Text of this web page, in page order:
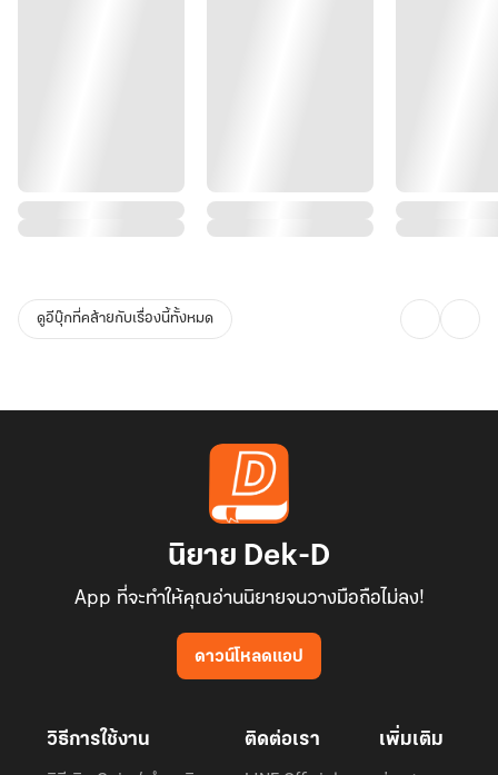
ดูอีบุ๊กที่คล้ายกับเรื่องนี้ทั้งหมด
นิยาย Dek-D
App ที่จะทำให้คุณอ่านนิยายจนวางมือถือไม่ลง!
ดาวน์โหลดแอป
วิธีการใช้งาน ติดต่อเรา เพิ่มเติม